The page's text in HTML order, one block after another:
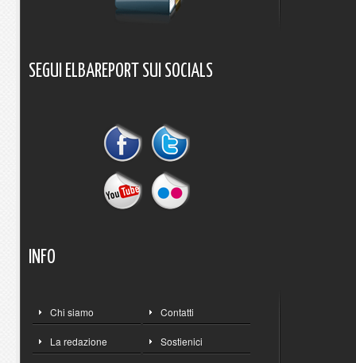
SEGUI ELBAREPORT SUI SOCIALS
INFO
Chi siamo Contatti
La redazione Sostienici